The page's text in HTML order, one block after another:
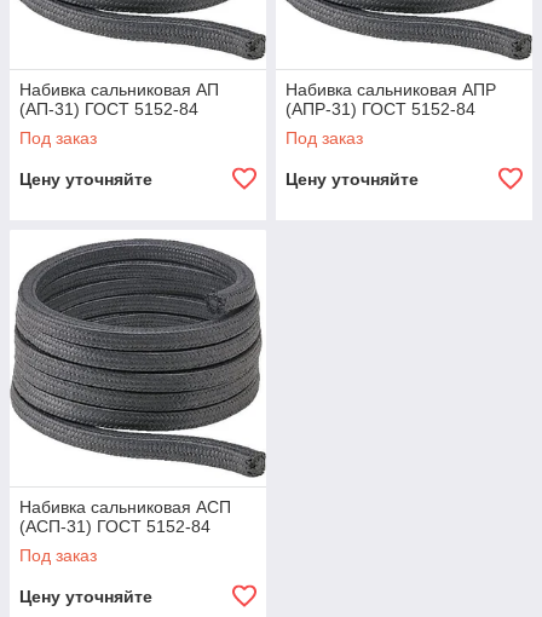
Набивка сальниковая АП
(АП-31) ГОСТ 5152-84
Под заказ
Цену уточняйте
Набивка сальниковая АПР
(АПР-31) ГОСТ 5152-84
Под заказ
Цену уточняйте
Набивка сальниковая АСП
(АСП-31) ГОСТ 5152-84
Под заказ
Цену уточняйте